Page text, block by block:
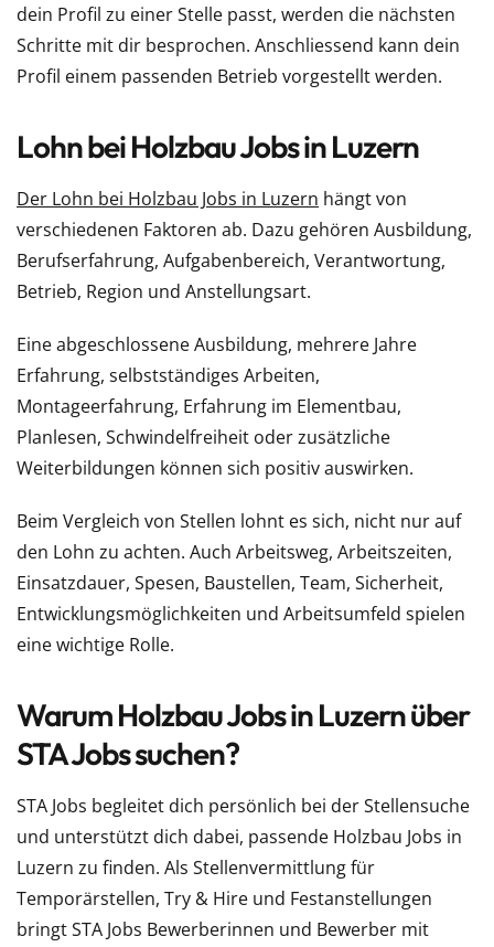
dein Profil zu einer Stelle passt, werden die nächsten
Schritte mit dir besprochen. Anschliessend kann dein
Profil einem passenden Betrieb vorgestellt werden.
Lohn bei Holzbau Jobs in Luzern
Der Lohn bei Holzbau Jobs in Luzern hängt von
verschiedenen Faktoren ab. Dazu gehören Ausbildung,
Berufserfahrung, Aufgabenbereich, Verantwortung,
Betrieb, Region und Anstellungsart.
Eine abgeschlossene Ausbildung, mehrere Jahre
Erfahrung, selbstständiges Arbeiten,
Montageerfahrung, Erfahrung im Elementbau,
Planlesen, Schwindelfreiheit oder zusätzliche
Weiterbildungen können sich positiv auswirken.
Beim Vergleich von Stellen lohnt es sich, nicht nur auf
den Lohn zu achten. Auch Arbeitsweg, Arbeitszeiten,
Einsatzdauer, Spesen, Baustellen, Team, Sicherheit,
Entwicklungsmöglichkeiten und Arbeitsumfeld spielen
eine wichtige Rolle.
Warum Holzbau Jobs in Luzern über
STA Jobs suchen?
STA Jobs begleitet dich persönlich bei der Stellensuche
und unterstützt dich dabei, passende Holzbau Jobs in
Luzern zu finden. Als Stellenvermittlung für
Temporärstellen, Try & Hire und Festanstellungen
bringt STA Jobs Bewerberinnen und Bewerber mit